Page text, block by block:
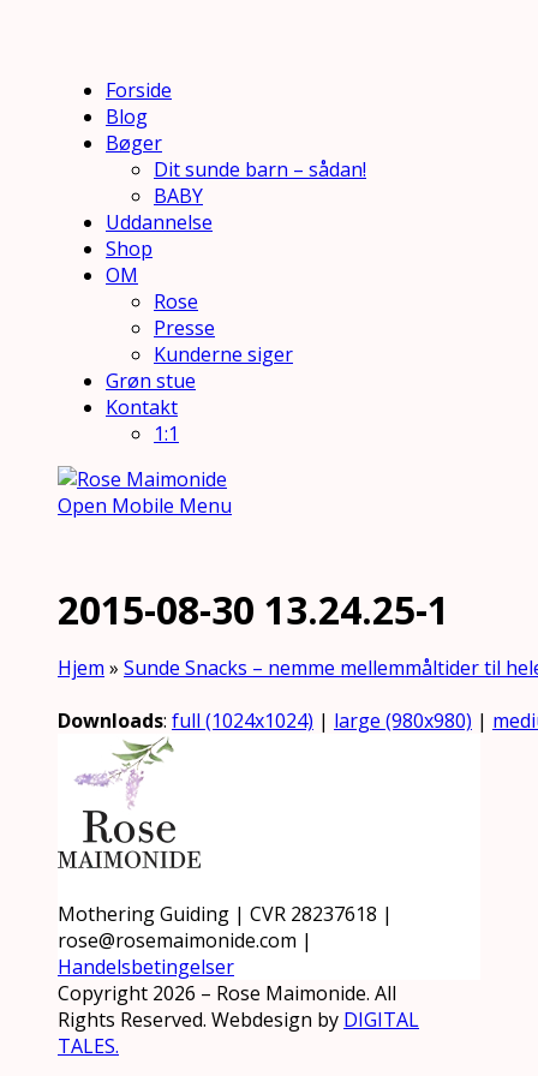
Forside
Blog
Bøger
Dit sunde barn – sådan!
BABY
Uddannelse
Shop
OM
Rose
Presse
Kunderne siger
Grøn stue
Kontakt
1:1
Open Mobile Menu
2015-08-30 13.24.25-1
Hjem » Sunde Snacks – nemme mellemmåltider til
Downloads: full (1024x1024) | large (980x980) |
Mothering Guiding | CVR 28237618 |
rose@rosemaimonide.com |
Handelsbetingelser
Copyright 2026 – Rose Maimonide. All
Rights Reserved. Webdesign by DIGITAL
TALES.